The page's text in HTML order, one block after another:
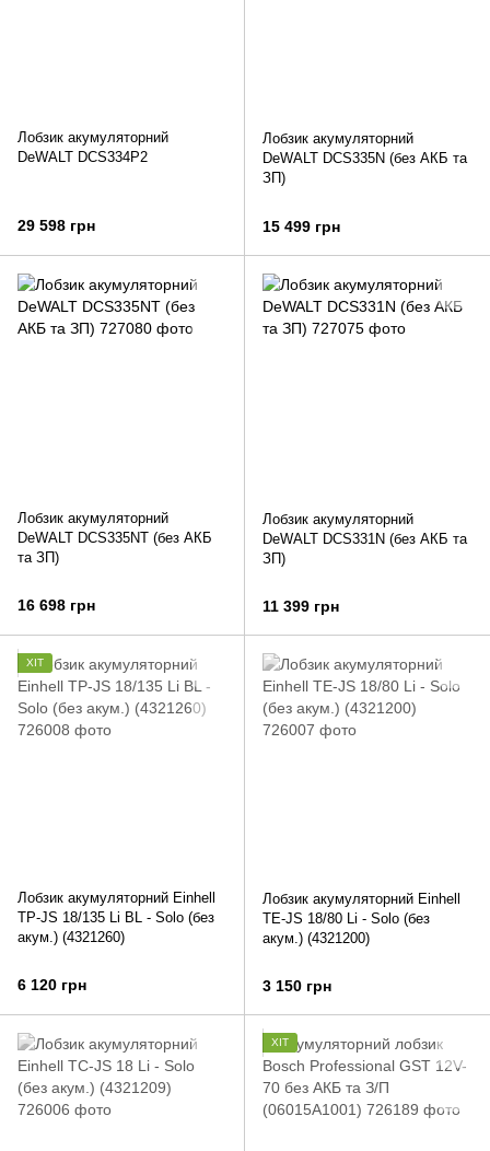
Лобзик акумуляторний
DeWALT DCS334P2
29 598 грн
Лобзик акумуляторний
DeWALT DCS335N (без АКБ та
ЗП)
15 499 грн
Лобзик акумуляторний
DeWALT DCS335NT (без АКБ
та ЗП)
16 698 грн
Лобзик акумуляторний
DeWALT DCS331N (без АКБ та
ЗП)
11 399 грн
ХІТ
Лобзик акумуляторний Einhell
TP-JS 18/135 Li BL - Solo (без
акум.) (4321260)
6 120 грн
Лобзик акумуляторний Einhell
TE-JS 18/80 Li - Solo (без
акум.) (4321200)
3 150 грн
ХІТ